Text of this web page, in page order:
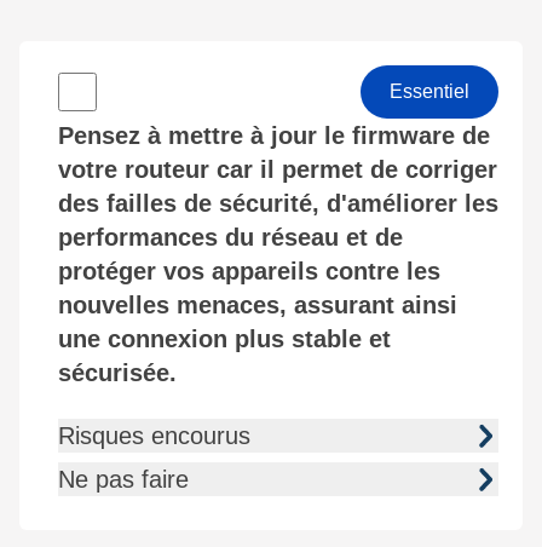
Essentiel
Pensez à mettre à jour le firmware de
votre routeur car il permet de corriger
des failles de sécurité, d'améliorer les
performances du réseau et de
protéger vos appareils contre les
nouvelles menaces, assurant ainsi
une connexion plus stable et
sécurisée.
Risques encourus
Ne pas faire